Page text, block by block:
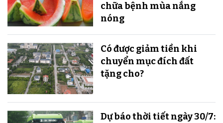
chữa bệnh mùa nắng
nóng
Có được giảm tiền khi
chuyển mục đích đất
tặng cho?
Dự báo thời tiết ngày 30/7: